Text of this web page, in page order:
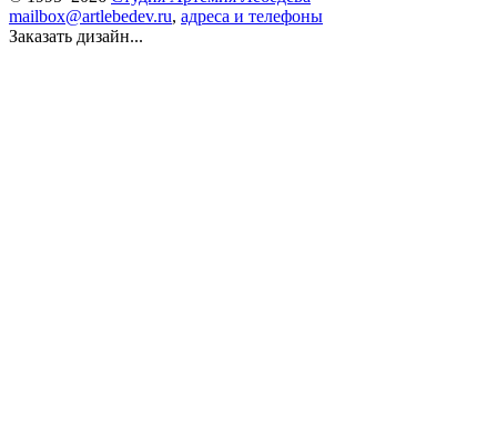
mailbox@artlebedev.ru, адреса и телефоны
Заказать дизайн...